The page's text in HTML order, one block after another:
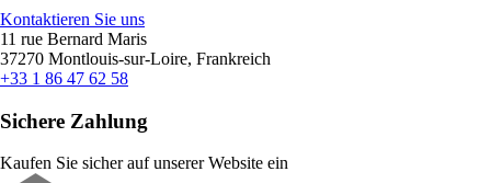
Kontaktieren Sie uns
11 rue Bernard Maris
37270 Montlouis-sur-Loire, Frankreich
+33 1 86 47 62 58
Sichere Zahlung
Kaufen Sie sicher auf unserer Website ein